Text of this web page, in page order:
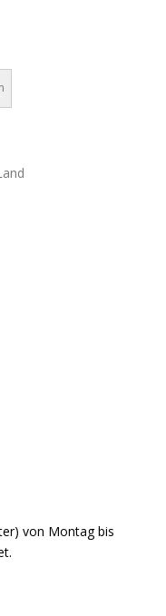
von Montag bis